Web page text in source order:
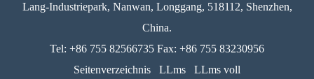
Lang-Industriepark, Nanwan, Longgang, 518112, Shenzhen,
China.
Tel: +86 755 82566735 Fax: +86 755 83230956
Seitenverzeichnis
LLms LLms voll